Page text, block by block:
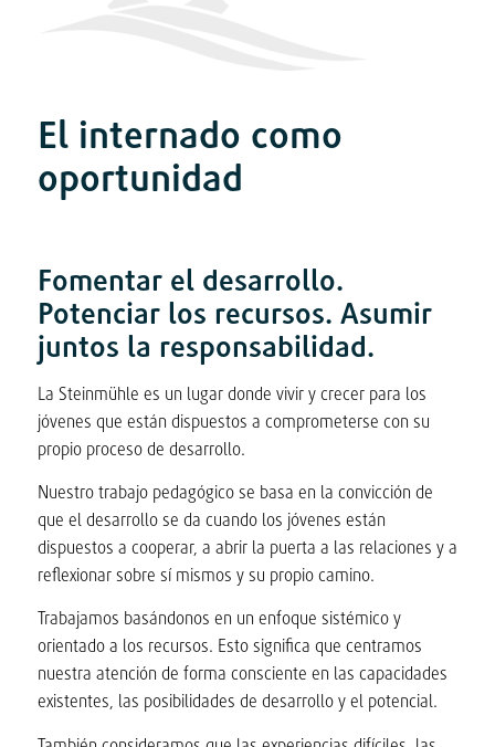
El internado como
oportunidad
Fomentar el desarrollo.
Potenciar los recursos. Asumir
juntos la responsabilidad.
La Steinmühle es un lugar donde vivir y crecer para los
jóvenes que están dispuestos a comprometerse con su
propio proceso de desarrollo.
Nuestro trabajo pedagógico se basa en la convicción de
que el desarrollo se da cuando los jóvenes están
dispuestos a cooperar, a abrir la puerta a las relaciones y a
reflexionar sobre sí mismos y su propio camino.
Trabajamos basándonos en un enfoque sistémico y
orientado a los recursos. Esto significa que centramos
nuestra atención de forma consciente en las capacidades
existentes, las posibilidades de desarrollo y el potencial.